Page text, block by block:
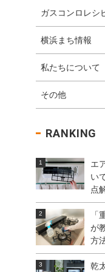
ガスコンロレシ
横浜まち情報
私たちについて
その他
RANKING
エ
い
点
「
が
方
乾